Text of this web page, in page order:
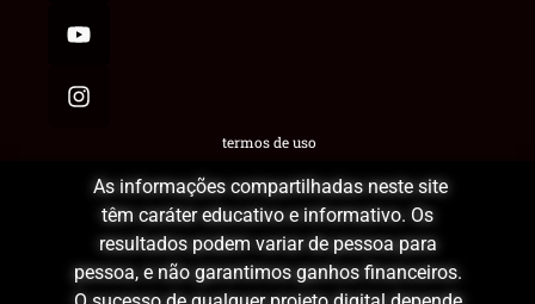
termos de uso
As informações compartilhadas neste site
têm caráter educativo e informativo. Os
resultados podem variar de pessoa para
pessoa, e não garantimos ganhos financeiros.